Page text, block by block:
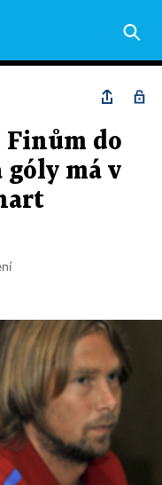
do
góly má v